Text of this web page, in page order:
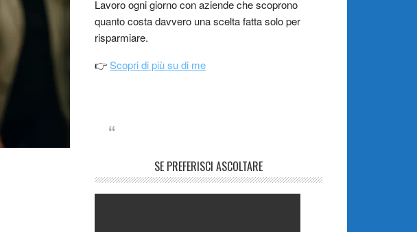
Lavoro ogni giorno con aziende che scoprono
quanto costa davvero una scelta fatta solo per
risparmiare.
👉Scopri di più su di me
SE PREFERISCI ASCOLTARE